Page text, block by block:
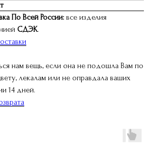
По Всей России: все изделия
СДЭК.
нам вещь, если она не подошла Вам по
лекалам или не оправдала ваших
14 дней.